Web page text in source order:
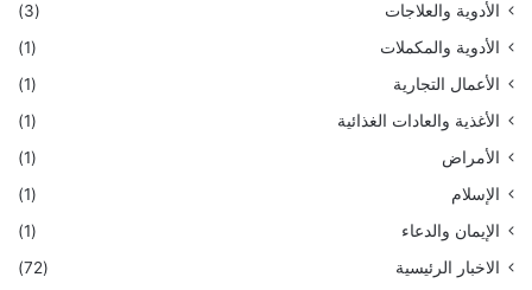
الأدوية والعلاجات
(3)
الأدوية والمكملات
(1)
الأعمال التجارية
(1)
الأغذية والعادات الغذائية
(1)
الأمراض
(1)
الإسلام
(1)
الإيمان والدعاء
(1)
الاخبار الرئيسية
(72)